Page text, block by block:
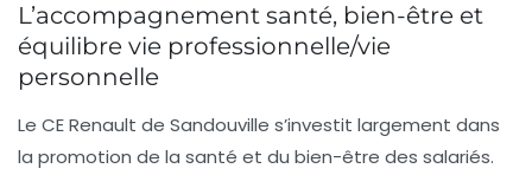
L’accompagnement santé, bien-être et
équilibre vie professionnelle/vie
personnelle
Le CE Renault de Sandouville s’investit largement dans
la promotion de la santé et du bien-être des salariés.